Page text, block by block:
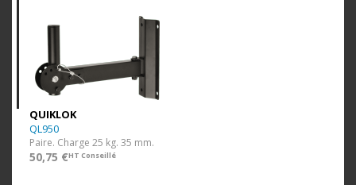
QUIKLOK
QL950
Paire. Charge 25 kg. 35 mm.
50,75 €HT Conseillé